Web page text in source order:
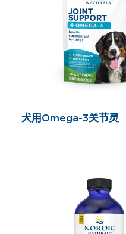
犬用Omega-3关节灵